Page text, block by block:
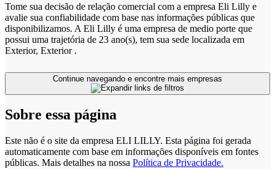
Tome sua decisão de relação comercial com a empresa Eli Lilly e
avalie sua confiabilidade com base nas informações públicas que
disponibilizamos. A Eli Lilly é uma empresa de medio porte que
possui uma trajetória de 23 ano(s), tem sua sede localizada em
Exterior, Exterior .
Sobre essa página
Este não é o site da empresa ELI LILLY. Esta página foi gerada
automaticamente com base em informações disponíveis em fontes
públicas. Mais detalhes na nossa Política de Privacidade.